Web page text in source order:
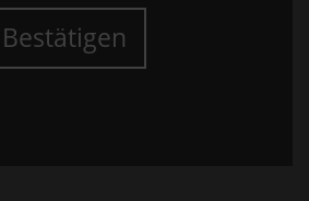
Bestätigen